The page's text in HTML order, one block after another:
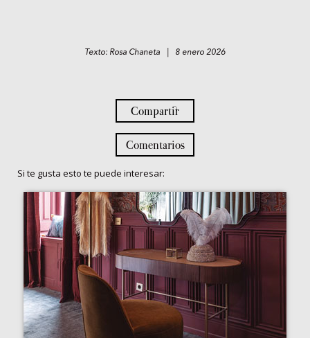
Texto: Rosa Chaneta | 8 enero 2026
Compartir
Comentarios
Si te gusta esto te puede interesar: